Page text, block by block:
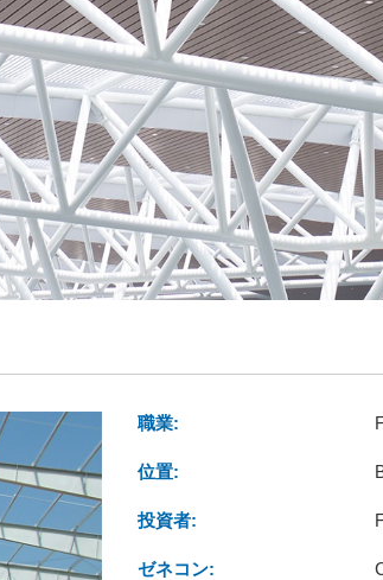
職業:
位置:
投資者:
ゼネコン: